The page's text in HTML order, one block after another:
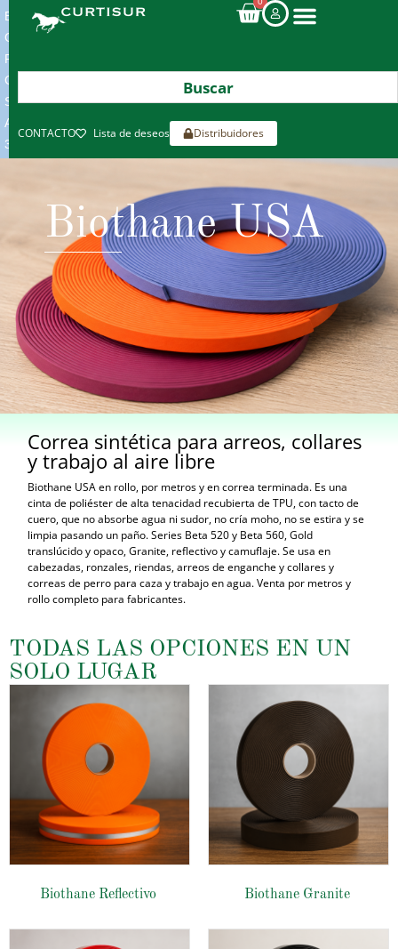
ENVIOS
GRATIS
POR
COMPRAS
SUPERIORES
A
300€*
CONTACTO Lista de deseos Distribuidores
Biothane USA
Correa sintética para arreos, collares
y trabajo al aire libre
Biothane USA en rollo, por metros y en correa terminada. Es una
cinta de poliéster de alta tenacidad recubierta de TPU, con tacto de
cuero, que no absorbe agua ni sudor, no cría moho, no se estira y se
limpia pasando un paño. Series Beta 520 y Beta 560, Gold
translúcido y opaco, Granite, reflectivo y camuflaje. Se usa en
cabezadas, ronzales, riendas, arreos de enganche y collares y
correas de perro para caza y trabajo en agua. Venta por metros y
rollo completo para fabricantes.
TODAS LAS OPCIONES EN UN
SOLO LUGAR
Biothane Reflectivo Biothane Granite